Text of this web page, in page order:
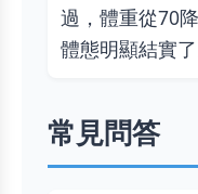
過，體重從70
體態明顯結實了
常見問答